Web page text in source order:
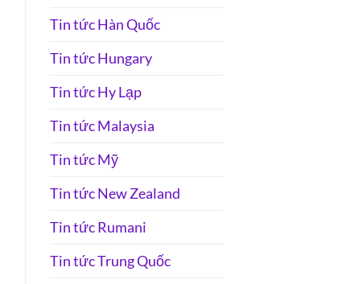
Tin tức Hàn Quốc
Tin tức Hungary
Tin tức Hy Lạp
Tin tức Malaysia
Tin tức Mỹ
Tin tức New Zealand
Tin tức Rumani
Tin tức Trung Quốc